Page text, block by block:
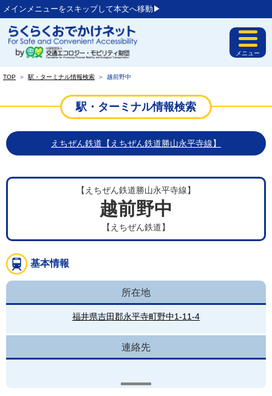
メインメニューをスキップして本文へ移動▶︎
メニュー
TOP ＞ 駅・ターミナル情報検索 ＞ 越前野中
駅・ターミナル情報検索
えちぜん鉄道【えちぜん鉄道勝山永平寺線】
【えちぜん鉄道勝山永平寺線】
越前野中
【えちぜん鉄道】
基本情報
所在地
福井県吉田郡永平寺町野中1-11-4
連絡先